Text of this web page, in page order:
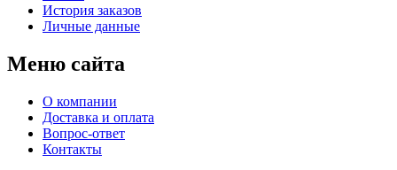
История заказов
Личные данные
Меню сайта
О компании
Доставка и оплата
Вопрос-ответ
Контакты